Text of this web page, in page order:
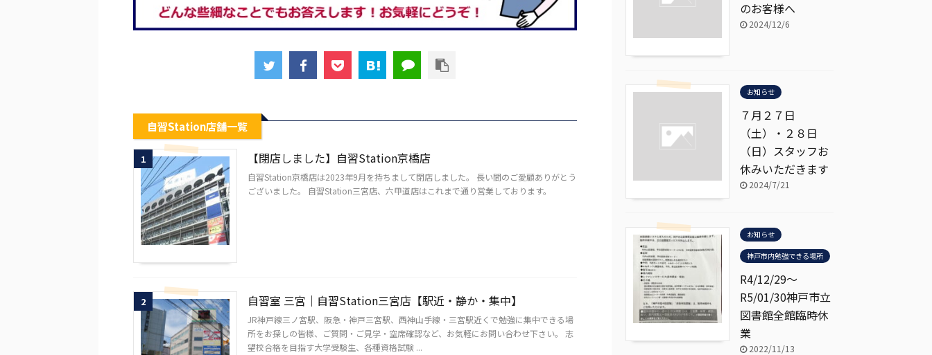
自習Station店舗一覧
1 【閉店しました】自習Station京橋店
自習Station京橋店は2023年9月を持ちまして閉店しました。 長い間のご愛顧ありがとう
ございました。 自習Station三宮店、六甲道店はこれまで通り営業しております。
2 自習室 三宮｜自習Station三宮店【駅近・静か・集中】
JR神戸線三ノ宮駅、阪急・神戸三宮駅、西神山手線・三宮駅近くで勉強に集中できる場
所をお探しの皆様、ご質問・ご見学・空席確認など、お気軽にお問い合わせ下さい。 志
望校合格を目指す大学受験生、各種資格試験 ...
のお客様へ
2024/12/6
お知らせ
７月２７日
（土）・２８日
（日）スタッフお
休みいただきます
2024/7/21
お知らせ
神戸市内勉強できる場所
R4/12/29～
R5/01/30神戸市立
図書館全館臨時休
業
2022/11/13